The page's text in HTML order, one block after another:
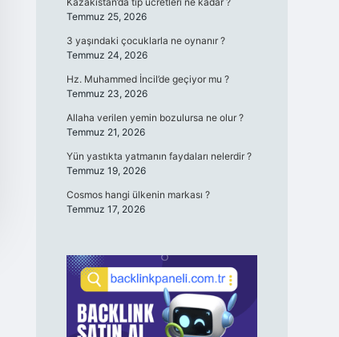
Temmuz 25, 2026
3 yaşındaki çocuklarla ne oynanır ?
Temmuz 24, 2026
Hz. Muhammed İncil’de geçiyor mu ?
Temmuz 23, 2026
Allaha verilen yemin bozulursa ne olur ?
Temmuz 21, 2026
Yün yastıkta yatmanın faydaları nelerdir ?
Temmuz 19, 2026
Cosmos hangi ülkenin markası ?
Temmuz 17, 2026